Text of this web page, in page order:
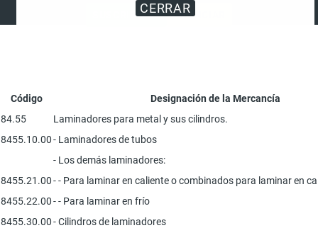
CERRAR
SUSCRIBIRSE
ANUNCIAR
Código
Designación de la Mercancía
84.55
Laminadores para metal y sus cilindros.
8455.10.00- Laminadores de tubos
- Los demás laminadores:
8455.21.00- - Para laminar en caliente o combinados para laminar en
8455.22.00- - Para laminar en frío
8455.30.00- Cilindros de laminadores